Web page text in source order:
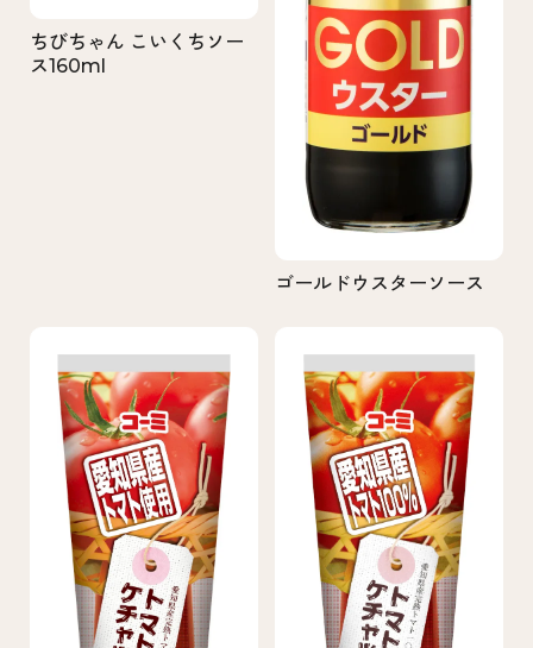
ちびちゃん こいくちソー
ス160ml
ゴールドウスターソース